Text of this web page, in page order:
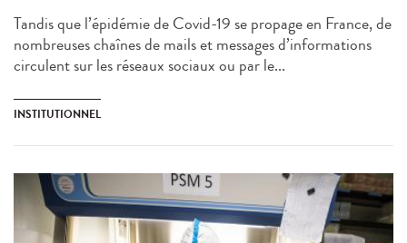
Tandis que l’épidémie de Covid-19 se propage en France, de
nombreuses chaînes de mails et messages d’informations
circulent sur les réseaux sociaux ou par le...
INSTITUTIONNEL